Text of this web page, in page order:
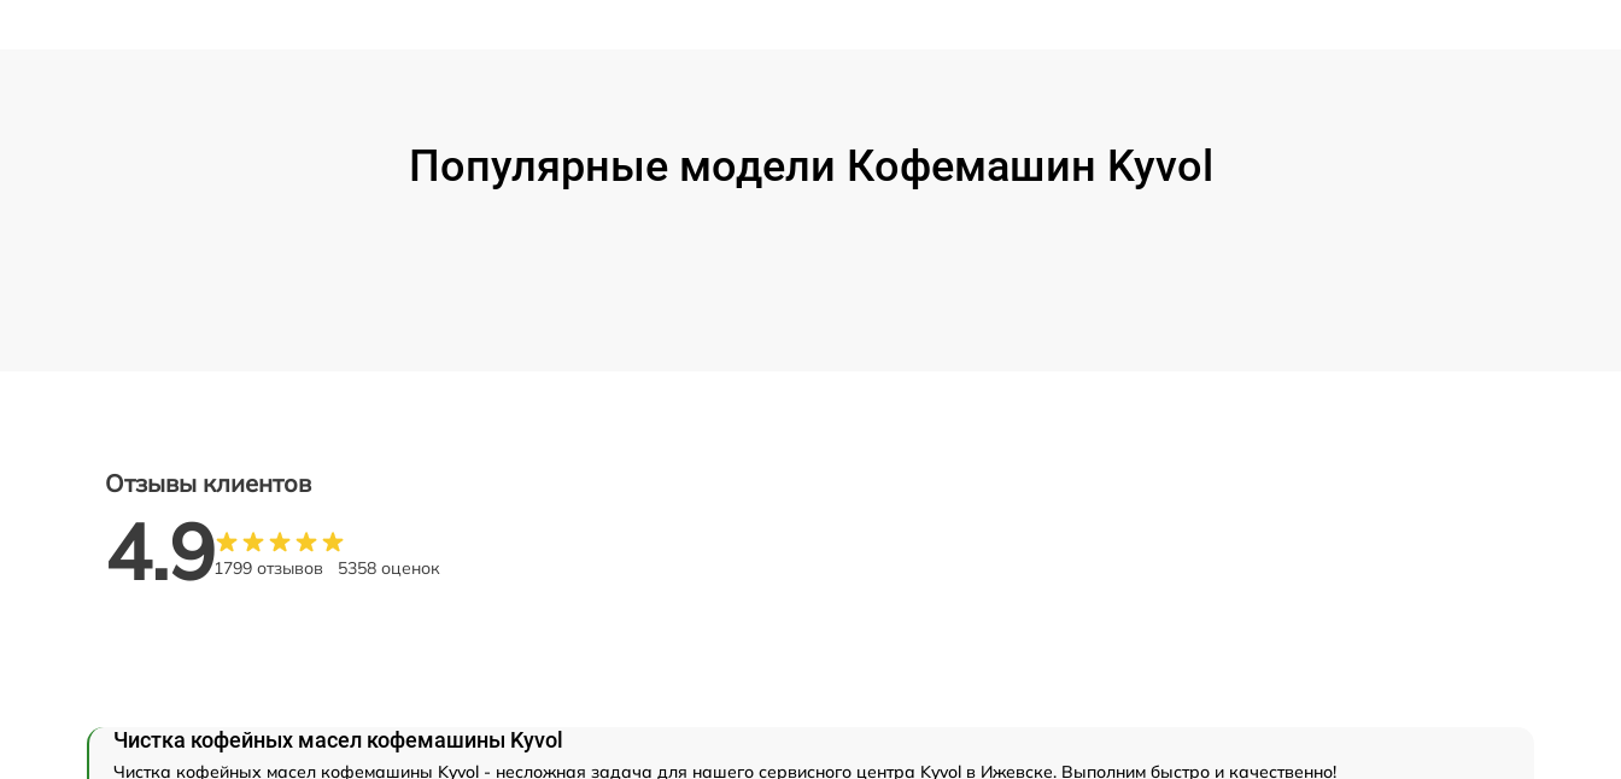
Популярные модели Кофемашин Kyvol
Отзывы клиентов
4.91799 отзывов 5358 оценок
Чистка кофейных масел кофемашины Kyvol
Чистка кофейных масел кофемашины Kyvol - несложная задача для нашего сервисного центра Kyvol в Ижевске. Выполним быстро и качественно!